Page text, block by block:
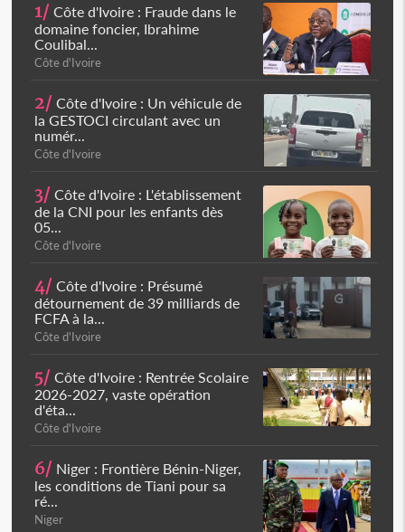
1/ Côte d'Ivoire : Fraude dans le
domaine foncier, Ibrahime
Coulibal...
Côte d'Ivoire
2/ Côte d'Ivoire : Un véhicule de
la GESTOCI circulant avec un
numér...
Côte d'Ivoire
3/ Côte d'Ivoire : L'établissement
de la CNI pour les enfants dès
05...
Côte d'Ivoire
4/ Côte d'Ivoire : Présumé
détournement de 39 milliards de
FCFA à la...
Côte d'Ivoire
5/ Côte d'Ivoire : Rentrée Scolaire
2026-2027, vaste opération
d'éta...
Côte d'Ivoire
6/ Niger : Frontière Bénin-Niger,
les conditions de Tiani pour sa
ré...
Niger